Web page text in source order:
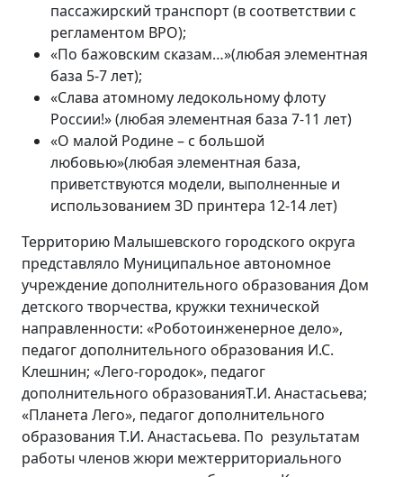
пассажирский транспорт (в соответствии с
регламентом ВРО);
«По бажовским сказам…»(любая элементная
база 5-7 лет);
«Слава атомному ледокольному флоту
России!» (любая элементная база 7-11 лет)
«О малой Родине – с большой
любовью»(любая элементная база,
приветствуются модели, выполненные и
использованием 3D принтера 12-14 лет)
Территорию Малышевского городского округа
представляло Муниципальное автономное
учреждение дополнительного образования Дом
детского творчества, кружки технической
направленности: «Роботоинженерное дело»,
педагог дополнительного образования И.С.
Клешнин; «Лего-городок», педагог
дополнительного образованияТ.И. Анастасьева;
«Планета Лего», педагог дополнительного
образования Т.И. Анастасьева. По результатам
работы членов жюри межтерриториального